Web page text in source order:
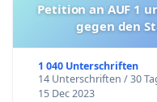
Petition an AUF 1
gegen den
1 040 Unterschriften
14 Unterschriften / 30
15 Dec 2023